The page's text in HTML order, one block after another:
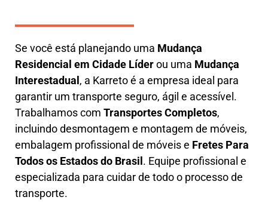
Se você está planejando uma Mudança
Residencial em Cidade Líderou uma Mudança
Interestadual , a Karretoé a empresa ideal para
garantir um transporte seguro, ágil e acessível.
Trabalhamos com Transportes Completos,
incluindodesmontagem e montagem de móveis,
embalagem profissional de móveis e Fretes Para
Todos os Estados do Brasil . Equipe profissional e
especializada para cuidar de todo o processo de
transporte.